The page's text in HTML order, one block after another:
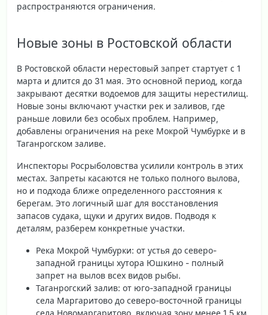
распространяются ограничения.
Новые зоны в Ростовской области
В Ростовской области нерестовый запрет стартует с 1
марта и длится до 31 мая. Это основной период, когда
закрывают десятки водоемов для защиты нерестилищ.
Новые зоны включают участки рек и заливов, где
раньше ловили без особых проблем. Например,
добавлены ограничения на реке Мокрой Чумбурке и в
Таганрогском заливе.
Инспекторы Росрыболовства усилили контроль в этих
местах. Запреты касаются не только полного вылова,
но и подхода ближе определенного расстояния к
берегам. Это логичный шаг для восстановления
запасов судака, щуки и других видов. Подводя к
деталям, разберем конкретные участки.
Река Мокрой Чумбурки: от устья до северо-
западной границы хутора Юшкино - полный
запрет на вылов всех видов рыбы.
Таганрогский залив: от юго-западной границы
села Маргаритово до северо-восточной границы
села Новомаргаритово, включая зону менее 1,5 км